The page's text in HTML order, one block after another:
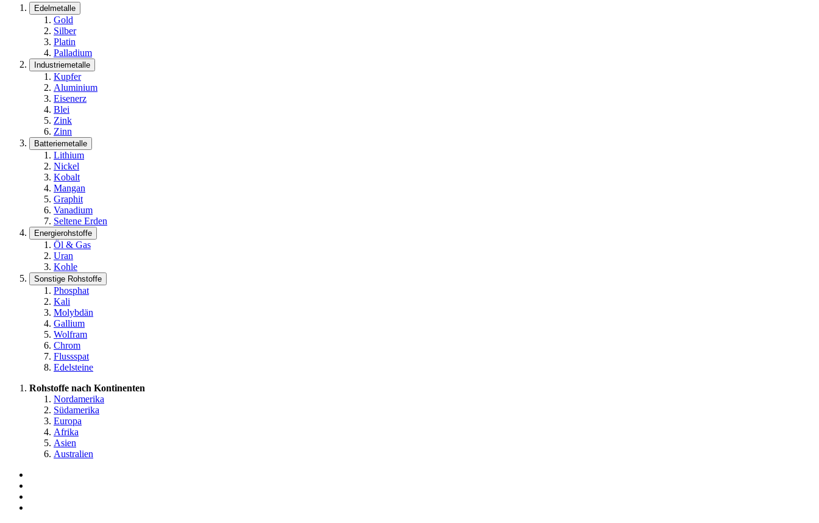
Edelmetalle
Gold
Silber
Platin
Palladium
Industriemetalle
Kupfer
Aluminium
Eisenerz
Blei
Zink
Zinn
Batteriemetalle
Lithium
Nickel
Kobalt
Mangan
Graphit
Vanadium
Seltene Erden
Energierohstoffe
Öl & Gas
Uran
Kohle
Sonstige Rohstoffe
Phosphat
Kali
Molybdän
Gallium
Wolfram
Chrom
Flussspat
Edelsteine
Rohstoffe nach Kontinenten
Nordamerika
Südamerika
Europa
Afrika
Asien
Australien